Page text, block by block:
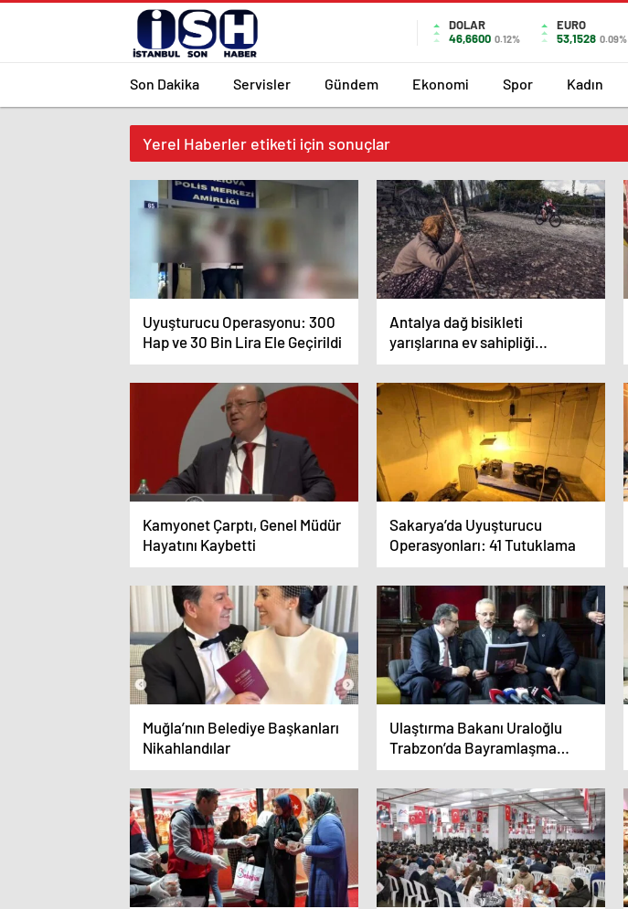
DOLAR
46,6600 0.12%
EURO
53,1528 0.09%
Son Dakika Servisler Gündem Ekonomi Spor Kadın
Yerel Haberler etiketi için sonuçlar
Uyuşturucu Operasyonu: 300
Hap ve 30 Bin Lira Ele Geçirildi
Antalya dağ bisikleti
yarışlarına ev sahipliği
yapacak
Kamyonet Çarptı, Genel Müdür
Hayatını Kaybetti
Sakarya’da Uyuşturucu
Operasyonları: 41 Tutuklama
Muğla’nın Belediye Başkanları
Nikahlandılar
Ulaştırma Bakanı Uraloğlu
Trabzon’da Bayramlaşma
Programına Katıldı